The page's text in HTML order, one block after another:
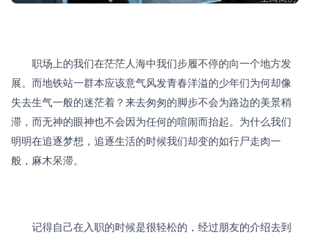
职场上的我们在茫茫人海中我们步履不停的向一个地方发
展。而地铁站一群本应该意气风发青春洋溢的少年们为何却像
失去生气一般的迷茫着？来去匆匆的脚步不会为路边的美景稍
滞，而无神的眼神也不会因为任何的喧闹而抬起。为什么我们
明明在追逐梦想，追逐生活的时候我们却变的如行尸走肉一
般，麻木呆滞。
记得自己在入职的时候是很轻松的，经过朋友的介绍去到